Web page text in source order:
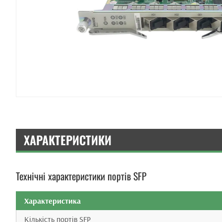
ХАРАКТЕРИСТИКИ
Технічні характеристики портів SFP
Характеристика
Кількість портів SFP